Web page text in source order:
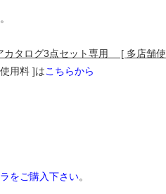
タログ3点セット専用 [ 多店舗使
用料 ]はこちらから
をご購入下さい。